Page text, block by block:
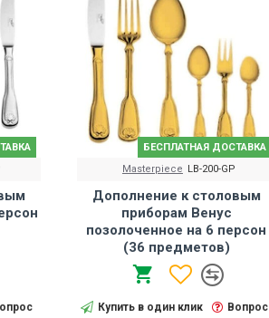
БЕСПЛАТНАЯ ДОСТАВКА
Masterpiece LB-200-GP
Дополнение к столовым
приборам Венус
позолоченное на 6 персон
(36 предметов)
Купить в один клик Вопрос